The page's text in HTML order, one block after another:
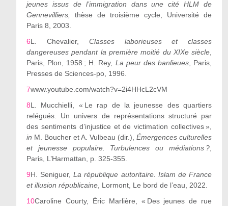
jeunes issus de l’immigration dans une cité HLM de
Gennevilliers, thèse de troisième cycle, Université de
Paris 8, 2003.
6L. Chevalier, Classes laborieuses et classes
dangereuses pendant la première moitié du XIXesiècle,
Paris, Plon, 1958 ; H. Rey, La peur des banlieues, Paris,
Presses de Sciences-po, 1996.
7www.youtube.com/watch?v=2i4HHcL2cVM
8L. Mucchielli, « Le rap de la jeunesse des quartiers
relégués. Un univers de représentations structuré par
des sentiments d’injustice et de victimation collectives »,
in M. Boucher et A. Vulbeau (dir.), Émergences culturelles
et jeunesse populaire. Turbulences ou médiations ?,
Paris, L’Harmattan, p. 325-355.
9H. Seniguer,La république autoritaire. Islam de France
et illusion républicaine, Lormont, Le bord de l’eau, 2022.
10Caroline Courty, Éric Marlière, « Des jeunes de rue